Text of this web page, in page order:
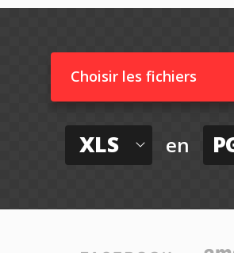
Choisir les fichiers
XLS en